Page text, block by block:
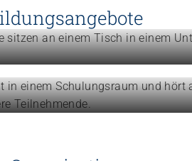
Ihre Kompetenzen